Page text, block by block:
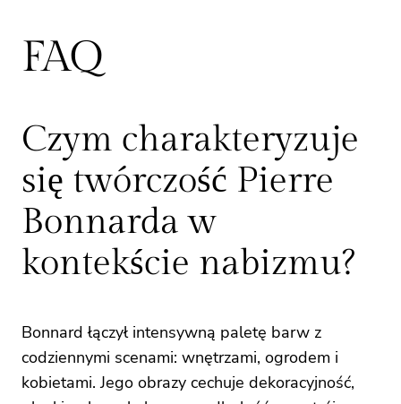
FAQ
Czym charakteryzuje
się twórczość Pierre
Bonnarda w
kontekście nabizmu?
Bonnard łączył intensywną paletę barw z
codziennymi scenami: wnętrzami, ogrodem i
kobietami. Jego obrazy cechuje dekoracyjność,